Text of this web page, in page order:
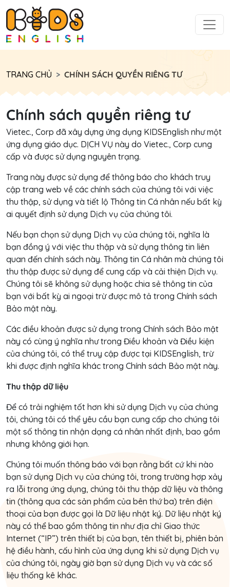
TRANG CHỦ CHÍNH SÁCH QUYỀN RIÊNG TƯ
Chính sách quyền riêng tư
Vietec., Corp đã xây dựng ứng dụng KIDSEnglish như một
ứng dụng giáo dục. DỊCH VỤ này do Vietec., Corp cung
cấp và được sử dụng nguyên trạng.
Trang này được sử dụng để thông báo cho khách truy
cập trang web về các chính sách của chúng tôi với việc
thu thập, sử dụng và tiết lộ Thông tin Cá nhân nếu bất kỳ
ai quyết định sử dụng Dịch vụ của chúng tôi.
Nếu bạn chọn sử dụng Dịch vụ của chúng tôi, nghĩa là
bạn đồng ý với việc thu thập và sử dụng thông tin liên
quan đến chính sách này. Thông tin Cá nhân mà chúng tôi
thu thập được sử dụng để cung cấp và cải thiện Dịch vụ.
Chúng tôi sẽ không sử dụng hoặc chia sẻ thông tin của
bạn với bất kỳ ai ngoại trừ được mô tả trong Chính sách
Bảo mật này.
Các điều khoản được sử dụng trong Chính sách Bảo mật
này có cùng ý nghĩa như trong Điều khoản và Điều kiện
của chúng tôi, có thể truy cập được tại KIDSEnglish, trừ
khi được định nghĩa khác trong Chính sách Bảo mật này.
Thu thập dữ liệu
Để có trải nghiệm tốt hơn khi sử dụng Dịch vụ của chúng
tôi, chúng tôi có thể yêu cầu bạn cung cấp cho chúng tôi
một số thông tin nhận dạng cá nhân nhất định, bao gồm
nhưng không giới hạn.
Chúng tôi muốn thông báo với bạn rằng bất cứ khi nào
bạn sử dụng Dịch vụ của chúng tôi, trong trường hợp xảy
ra lỗi trong ứng dụng, chúng tôi thu thập dữ liệu và thông
tin (thông qua các sản phẩm của bên thứ ba) trên điện
thoại của bạn được gọi là Dữ liệu nhật ký. Dữ liệu nhật ký
này có thể bao gồm thông tin như địa chỉ Giao thức
Internet (“IP”) trên thiết bị của bạn, tên thiết bị, phiên bản
hệ điều hành, cấu hình của ứng dụng khi sử dụng Dịch vụ
của chúng tôi, ngày giờ bạn sử dụng Dịch vụ và các số
liệu thống kê khác.